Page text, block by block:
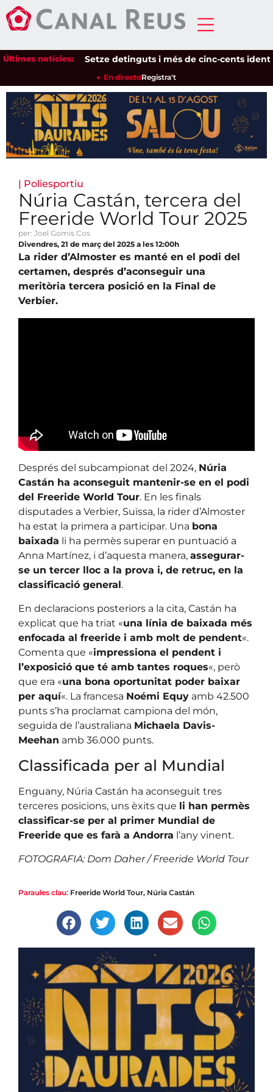
Últimes notícies:Setze detinguts i més de cinc-cents
En directeRegistra't
| Poliesportiu
Núria Castán, tercera del
Freeride World Tour 2025
per: Joel Gomis Cos
Divendres, 21 de març del 2025 a les 12:00h
La rider d’Almoster es manté en el podi del
certamen, després d’aconseguir una
meritòria tercera posició en la Final de
Verbier.
Després del subcampionat del 2024, Núria
Castán ha aconseguit mantenir-se en el podi
del Freeride World Tour. En les finals
disputades a Verbier, Suïssa, la rider d’Almoster
ha estat la primera a participar. Una bona
baixada li ha permès superar en puntuació a
Anna Martínez, i d’aquesta manera, assegurar-
se un tercer lloc a la prova i, de retruc, en la
classificació general.
En declaracions posteriors a la cita, Castán ha
explicat que ha triat «una línia de baixada més
enfocada al freeride i amb molt de pendent«.
Comenta que «impressiona el pendent i
l’exposició que té amb tantes roques«, però
que era «una bona oportunitat poder baixar
per aquí«. La francesa Noémi Equy amb 42.500
punts s’ha proclamat campiona del món,
seguida de l’australiana Michaela Davis-
Meehan amb 36.000 punts.
Classificada per al Mundial
Enguany, Núria Castán ha aconseguit tres
terceres posicions, uns èxits que li han permès
classificar-se per al primer Mundial de
Freeride que es farà a Andorra l’any vinent.
FOTOGRAFIA: Dom Daher / Freeride World Tour
Paraules clau: Freeride World Tour, Núria Castán